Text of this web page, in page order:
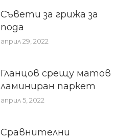
Съвети за грижа за
пода
април 29, 2022
Гланцов срещу матов
ламиниран паркет
април 5, 2022
Сравнителни